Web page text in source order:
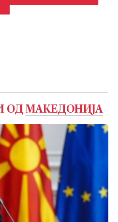
ОД МАКЕДОНИЈА